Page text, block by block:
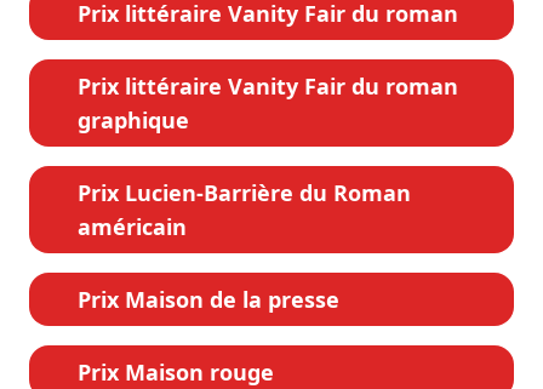
Prix littéraire Vanity Fair du roman
Prix littéraire Vanity Fair du roman
graphique
Prix Lucien-Barrière du Roman
américain
Prix Maison de la presse
Prix Maison rouge